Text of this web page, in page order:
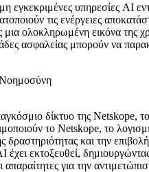
υπηρεσίες AI
τις ενέργειες
μια ολοκληρωμένη εικόνα
ασφαλείας μπορούν να
δίκτυο της Netskope,
το Netskope, το
και την
εκτοξευθεί,
για την